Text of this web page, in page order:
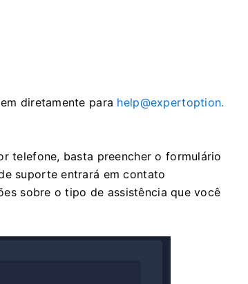
diretamente para help@expertoption.
telefone, basta preencher o formulário
suporte entrará em contato
sobre o tipo de assistência que você